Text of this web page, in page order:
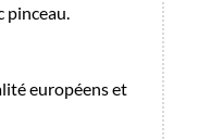
européens et